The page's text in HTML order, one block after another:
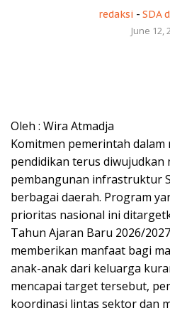
redaksi - SDA
June 12,
Oleh : Wira Atmadja
Komitmen pemerintah dalam
pendidikan terus diwujudkan
pembangunan infrastruktur
berbagai daerah. Program
prioritas nasional ini
Tahun Ajaran Baru 2026/
memberikan manfaat bagi
anak-anak dari keluarga
mencapai target tersebut,
koordinasi lintas sektor dan